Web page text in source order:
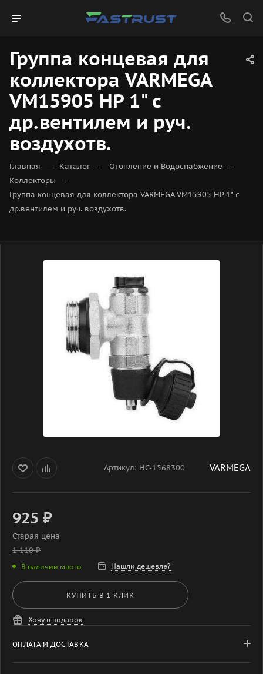
Группа концевая для
коллектора VARMEGA
VM15905 НР 1" с
др.вентилем и руч.
воздухотв.
Главная — Каталог — Отопление и Водоснабжение —
Коллекторы —
Группа концевая для коллектора VARMEGA VM15905 НР 1" с
др.вентилем и руч. воздухотв.
Артикул: НС-1568300 VARMEGA
925 ₽
Старая цена
1 110₽
В наличии много Нашли дешевле?
КУПИТЬ В 1 КЛИК
Хочу в подарок
ОПЛАТА И ДОСТАВКА